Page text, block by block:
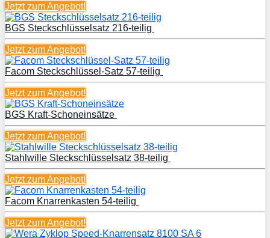
Jetzt zumAngebot!
BGS Steckschlüsselsatz 216-teilig
Jetzt zumAngebot!
Facom Steckschlüssel-Satz 57-teilig
Jetzt zumAngebot!
BGS Kraft-Schoneinsätze
Jetzt zumAngebot!
Stahlwille Steckschlüsselsatz 38-teilig
Jetzt zumAngebot!
Facom Knarrenkasten 54-teilig
Jetzt zumAngebot!